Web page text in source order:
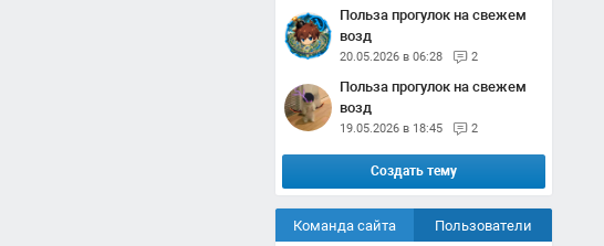
Польза прогулок на свежем
возд
20.05.2026 в 06:28 2
Польза прогулок на свежем
возд
19.05.2026 в 18:45 2
Создать тему
Команда сайта Пользователи